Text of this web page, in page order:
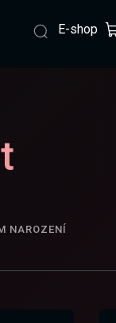
E-shop
NAROZENÍ